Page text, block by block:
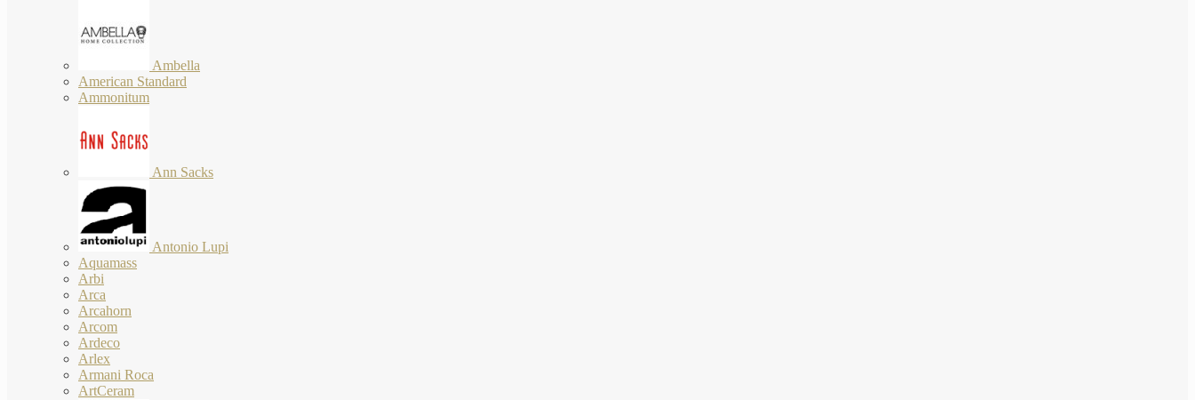
Ambella
American Standard
Ammonitum
Ann Sacks
Antonio Lupi
Aquamass
Arbi
Arca
Arcahorn
Arcom
Ardeco
Arlex
Armani Roca
ArtCeram